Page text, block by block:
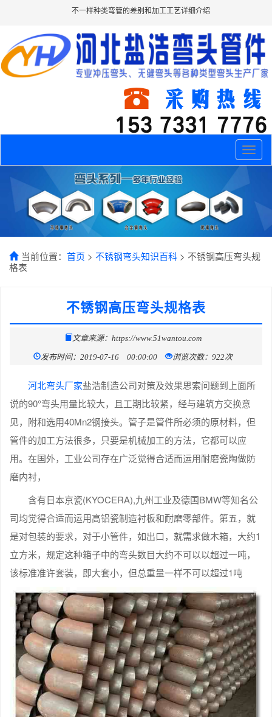
不一样种类弯管的差别和加工工艺详细介绍
Toggle
当前位置： 首页 > 不锈钢弯头知识百科 > 不锈钢高压弯头规
格表
不锈钢高压弯头规格表
文章来源：https://www.51wantou.com
发布时间：2019-07-16 00:00:00 浏览次数：922次
河北弯头厂家盐浩制造公司对策及效果思索问题到上面所
说的90°弯头用量比较大，且工期比较紧，经与建筑方交换意
见，附和选用40Mn2钢接头。管子是管件所必须的原材料，但
管件的加工方法很多，只要是机械加工的方法，它都可以应
用。在国外，工业公司存在广泛觉得合适而运用耐磨瓷陶做防
磨内衬，
含有日本京瓷(KYOCERA),九州工业及德国BMW等知名公
司均觉得合适而运用高铝瓷制造衬板和耐磨零部件。第五，就
是对包装的要求，对于小管件，如出口，就需求做木箱，大约1
立方米，规定这种箱子中的弯头数目大约不可以以超过一吨，
该标准准许套装，即大套小，但总重量一样不可以超过1吨